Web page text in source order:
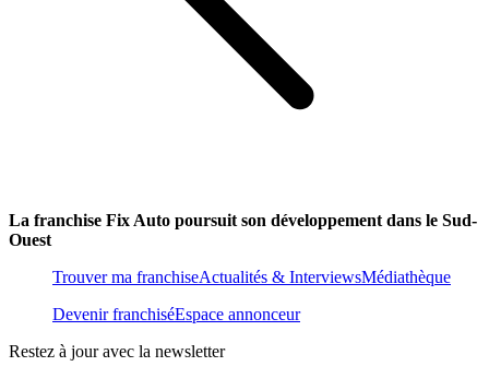
La franchise Fix Auto poursuit son développement dans le Sud-
Ouest
Trouver ma franchiseActualités & InterviewsMédiathèque
Devenir franchiséEspace annonceur
Restez à jour avec la newsletter